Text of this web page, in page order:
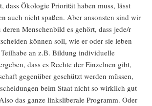
dass Öko­lo­gie Prio­ri­tät haben muss, lässt
auch nicht spa­ßen. Aber ansons­ten sind wir
Men­schen­bild es gehört, dass jede/r
kön­nen soll, wie er oder sie leben
an z.B. Bil­dung indi­vi­du­el­le
dass es Rech­te der Ein­zel­nen gibt,
gegen­über geschützt wer­den müs­sen,
beim Staat nicht so wirk­lich gut
das gan­ze links­li­be­ra­le Pro­gramm. Oder